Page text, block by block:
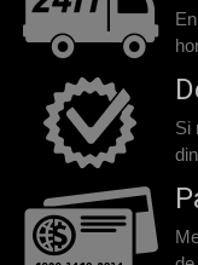
Si